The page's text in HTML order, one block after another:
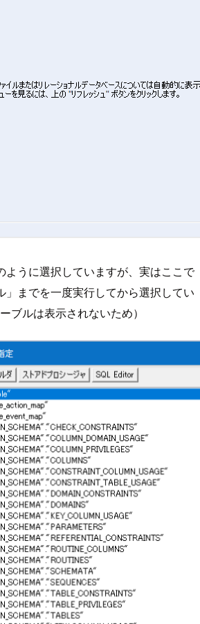
ように選択していますが、実はここで
」までを一度実行してから選択してい
ブルは表示されないため）